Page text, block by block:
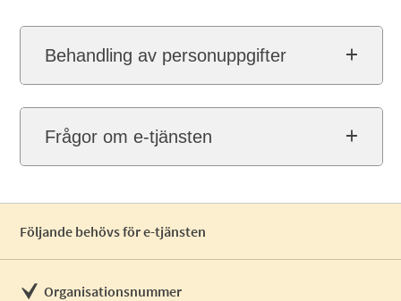
Behandling av personuppgifter
Frågor om e-tjänsten
Följande behövs för e-tjänsten
Organisationsnummer